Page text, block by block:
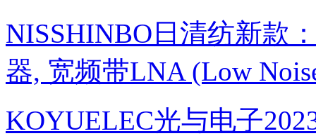
NISSHINBO日清纺新款
器, 宽频带LNA (Low
KOYUELEC光与电子